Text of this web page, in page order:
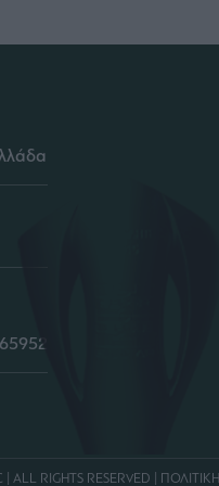
ALL RIGHTS RESERVED |